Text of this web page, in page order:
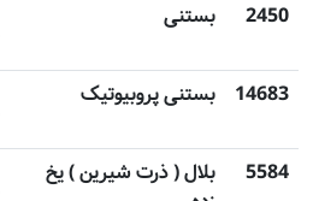
2450 بستنی
14683 بستنی پروبیوتیک
5584
بلال ( ذرت شیرین ) یخ